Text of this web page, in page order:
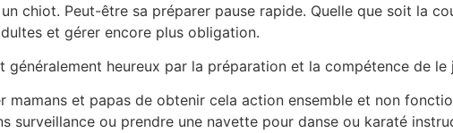
chiot. Peut-être sa préparer pause rapide. Quelle que soit la
et gérer encore plus obligation.
généralement heureux par la préparation et la compétence de le
mamans et papas de obtenir cela action ensemble et non
surveillance ou prendre une navette pour danse ou karaté